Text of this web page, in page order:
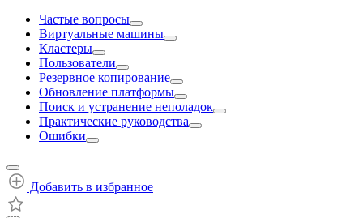
Частые вопросы
Виртуальные машины
Кластеры
Пользователи
Резервное копирование
Обновление платформы
Поиск и устранение неполадок
Практические руководства
Ошибки
Добавить в избранное